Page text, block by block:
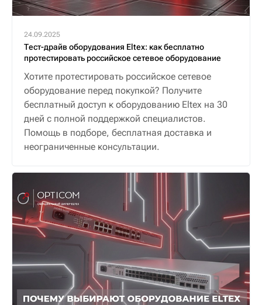
24.09.2025
Тест-драйв оборудования Eltex: как бесплатно
протестировать российское сетевое оборудование
Хотите протестировать российское сетевое
оборудование перед покупкой? Получите
бесплатный доступ к оборудованию Eltex на 30
дней с полной поддержкой специалистов.
Помощь в подборе, бесплатная доставка и
неограниченные консультации.